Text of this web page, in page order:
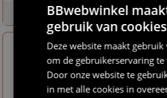
op voorraad op voorraad
BBwebwinkel
gebruik van
Deze website maakt gebruik
om de gebruikerservaring te
Door onze website te
in met alle cookies in